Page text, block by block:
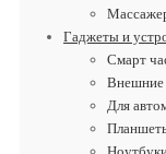
Гаджеты и
Смарт
Внешние
Для